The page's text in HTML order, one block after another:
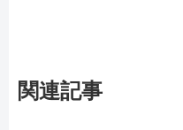
関連記事